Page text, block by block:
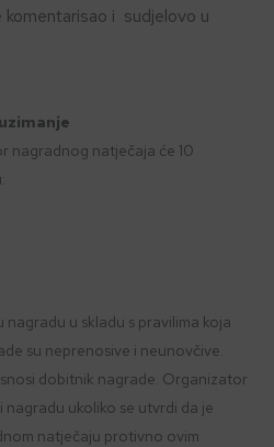
komentarisao i sudjelovo u
nagradnog natječaja će 10
u skladu s pravilima koja
su neprenosive i neunovčive.
dobitnik nagrade. Organizator
ukoliko se utvrdi da je
natječaju protivno ovim